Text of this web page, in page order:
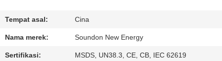
KONTROL
KUALITAS
Tempat asal: Cina
Nama merek: Soundon New Energy
Sertifikasi: MSDS, UN38.3, CE, CB, IEC 62619